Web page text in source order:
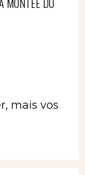
mais vos